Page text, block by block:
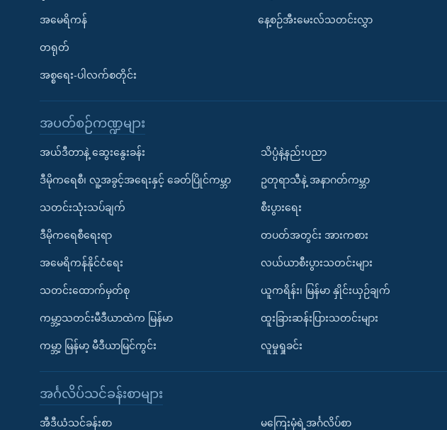
အမေရိကန်
တရုတ်
အစ္စရေး-ပါလက်စတိုင်း
နေ့စဉ်အီးမေးလ်သတင်းလွှာ
အပတ်စဉ်ကဏ္ဍများ
အယ်ဒီတာနဲ့ ဆွေးနွေးခန်း
ဒီမိုကရေစီ၊ လူ့အခွင့်အရေးနှင့် ခေတ်ပြိုင်ကမ္ဘာ
သတင်းသုံးသပ်ချက်
ဒီမိုကရေစီရေးရာ
အမေရိကန်နိုင်ငံရေး
သတင်းထောက်မှတ်စု
ကမ္ဘာ့သတင်းမီဒီယာထဲက မြန်မာ
ကမ္ဘာ့ မြန်မာ့ မီဒီယာမြင်ကွင်း
သိပ္ပံနဲ့နည်းပညာ
ဥတုရာသီနဲ့ အနာဂတ်ကမ္ဘာ
စီးပွားရေး
တပတ်အတွင်း အားကစား
လယ်ယာစီးပွားသတင်းများ
ယူကရိန်း၊ မြန်မာ နှိုင်းယှဉ်ချက်
ထူးခြားဆန်းပြားသတင်းများ
လူမှုရှုခင်း
အင်္ဂလိပ်သင်ခန်းစာများ
အီဒီယံသင်ခန်းစာ မကြေးမုံရဲ့အင်္ဂလိပ်စာ